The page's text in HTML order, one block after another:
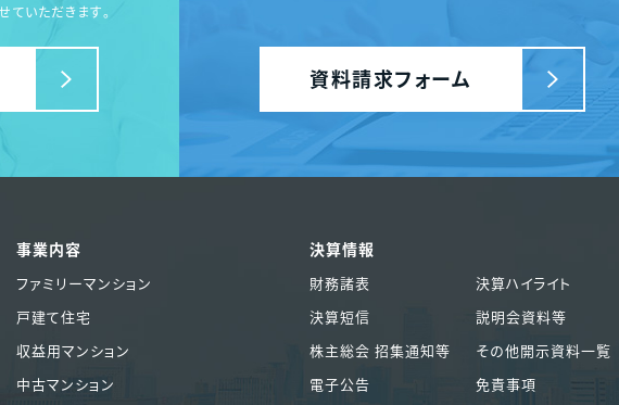
いただきます。
資料請求フォーム
事業内容
ファミリーマンション
戸建て住宅
収益用マンション
中古マンション
決算情報
財務諸表
決算ハイライト
決算短信
説明会資料等
株主総会 招集通知等
その他開示資料一覧
電子公告
免責事項